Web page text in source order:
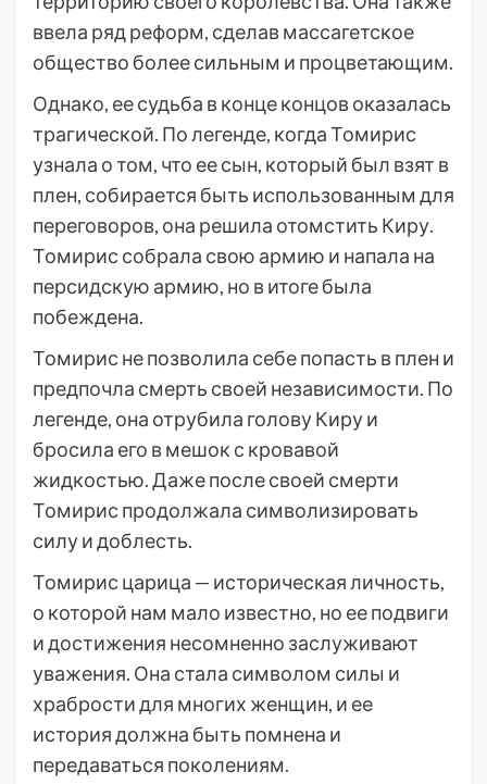
ввела ряд реформ, сделав массагетское
общество более сильным и процветающим.
Однако, ее судьба в конце концов оказалась
трагической. По легенде, когда Томирис
узнала о том, что ее сын, который был взят в
плен, собирается быть использованным для
переговоров, она решила отомстить Киру.
Томирис собрала свою армию и напала на
персидскую армию, но в итоге была
побеждена.
Томирис не позволила себе попасть в плен и
предпочла смерть своей независимости. По
легенде, она отрубила голову Киру и
бросила его в мешок с кровавой
жидкостью. Даже после своей смерти
Томирис продолжала символизировать
силу и доблесть.
Томирис царица — историческая личность,
о которой нам мало известно, но ее подвиги
и достижения несомненно заслуживают
уважения. Она стала символом силы и
храбрости для многих женщин, и ее
история должна быть помнена и
передаваться поколениям.